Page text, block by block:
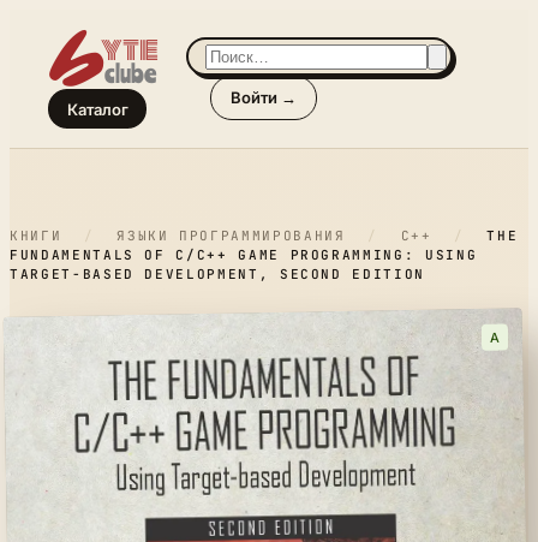
Каталог
Войти →
КНИГИ / ЯЗЫКИ ПРОГРАММИРОВАНИЯ / C++ /
THE
FUNDAMENTALS OF C/C++ GAME PROGRAMMING: USING
TARGET-BASED DEVELOPMENT, SECOND EDITION
A